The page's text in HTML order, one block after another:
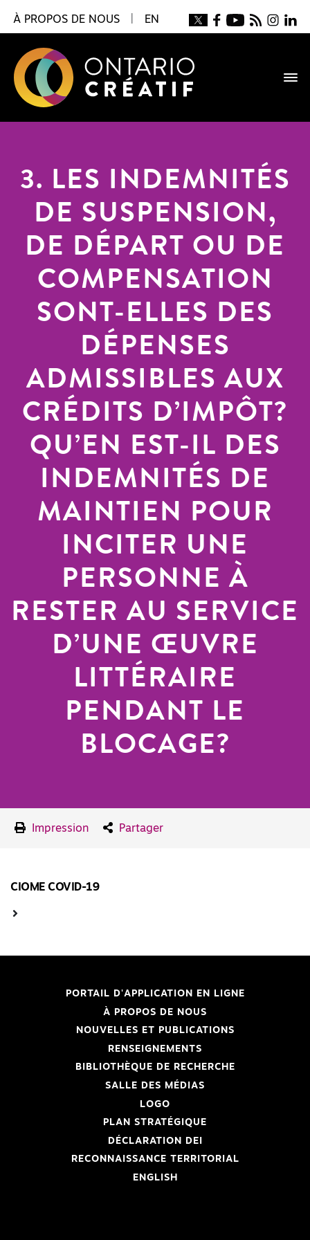
À PROPOS DE NOUS EN
3. LES INDEMNITÉS
DE SUSPENSION,
DE DÉPART OU DE
COMPENSATION
SONT-ELLES DES
DÉPENSES
ADMISSIBLES AUX
CRÉDITS D’IMPÔT?
QU’EN EST-IL DES
INDEMNITÉS DE
MAINTIEN POUR
INCITER UNE
PERSONNE À
RESTER AU SERVICE
D’UNE ŒUVRE
LITTÉRAIRE
PENDANT LE
BLOCAGE?
Impression Partager
CIOME COVID-19
PORTAIL D'APPLICATION EN LIGNE
À PROPOS DE NOUS
NOUVELLES ET PUBLICATIONS
RENSEIGNEMENTS
BIBLIOTHÈQUE DE RECHERCHE
SALLE DES MÉDIAS
LOGO
PLAN STRATÉGIQUE
DÉCLARATION DEI
RECONNAISSANCE TERRITORIAL
ENGLISH